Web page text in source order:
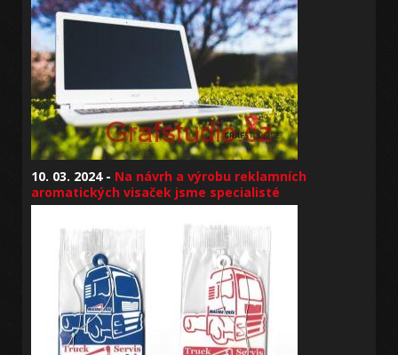
10. 03. 2024 - Na návrh a výrobu reklamních
aromatických visaček jsme specialisté